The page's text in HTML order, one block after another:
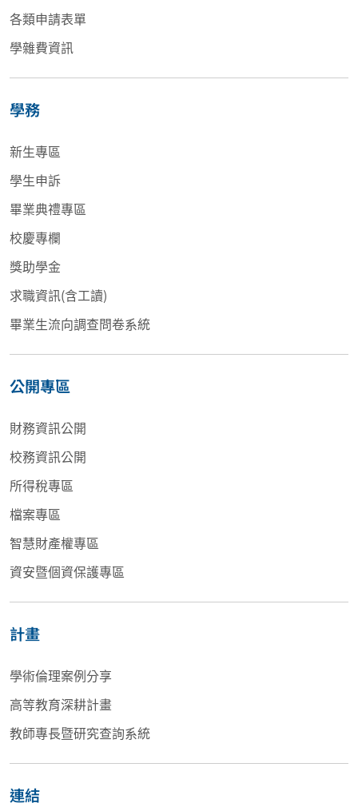
各類申請表單
學雜費資訊
學務
新生專區
學生申訴
畢業典禮專區
校慶專欄
獎助學金
求職資訊(含工讀)
畢業生流向調查問卷系統
公開專區
財務資訊公開
校務資訊公開
所得稅專區
檔案專區
智慧財產權專區
資安暨個資保護專區
計畫
學術倫理案例分享
高等教育深耕計畫
教師專長暨研究查詢系統
連結